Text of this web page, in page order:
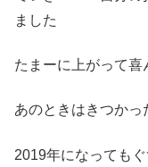
ました
たまーに上がって
あのときはきつかっ
2019年になっても